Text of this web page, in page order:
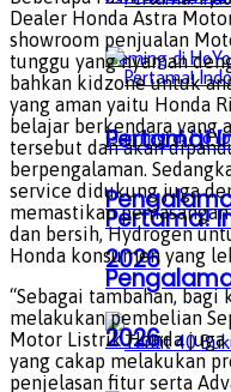
Pertama!
2026
Pertama!
2026
Dealer Honda Astra
showroom penjualan
tunggu yang nyaman
bahkan kidzone untuk
yang aman yaitu Honda
belajar berkendara yang
tersebut dan akan
berpengalaman.
service didukung juga
memastikan
dan bersih, Hydrogen
Honda konsumen yang
“Sebagai tambahan,
melakukan pembelian
Motor Listrik Honda
yang cakap melakukan
penjelasan fitur serta